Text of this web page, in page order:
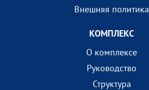
Внешняя политика
КОМПЛEКС
О комплексе
Руководство
Структура